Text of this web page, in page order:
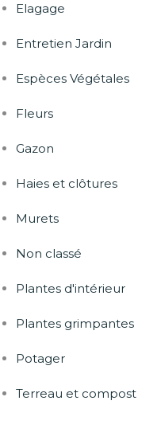
Elagage
Entretien Jardin
Espèces Végétales
Fleurs
Gazon
Haies et clôtures
Murets
Non classé
Plantes d'intérieur
Plantes grimpantes
Potager
Terreau et compost